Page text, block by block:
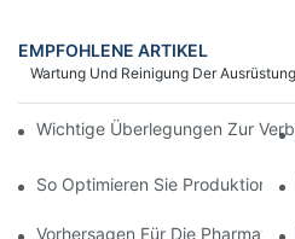
EMPFOHLENE ARTIKEL
Wartung Und Reinigung Der Ausrüstung
Wichtige Überlegungen Zur
So Optimieren Sie
Vorhersagen Für Die